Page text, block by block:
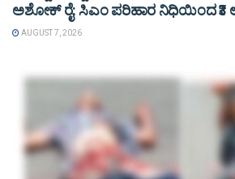
ಅಶೋಕ್ ರೈ: ಸಿಎಂ ಪರಿಹಾರ ನಿಧಿಯಿಂದ ₹3
AUGUST 7, 2026